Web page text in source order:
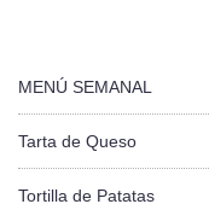
MENÚ SEMANAL
Tarta de Queso
Tortilla de Patatas